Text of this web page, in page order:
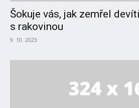
Šokuje vás, jak zemřel
s rakovinou
9. 10. 2023